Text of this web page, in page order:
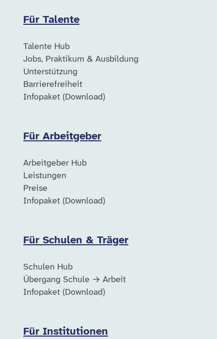
Für Talente
Talente Hub
Jobs, Praktikum & Ausbildung
Unterstützung
Barrierefreiheit
Infopaket (Download)
Für Arbeitgeber
Arbeitgeber Hub
Leistungen
Preise
Infopaket (Download)
Für Schulen & Träger
Schulen Hub
Übergang Schule → Arbeit
Infopaket (Download)
Für Institutionen